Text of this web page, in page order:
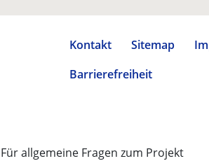
Kontakt Sitemap
Barrierefreiheit
Für allgemeine Fragen zum Projekt